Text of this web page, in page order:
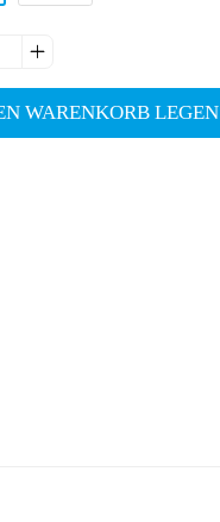

WARENKORB LEGEN